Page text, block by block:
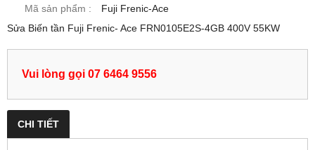
Mã sản phẩm :
Fuji Frenic-Ace
Sửa Biến tần Fuji Frenic- Ace FRN0105E2S-4GB 400V 55KW
Vui lòng gọi 07 6464 9556
CHI TIẾT